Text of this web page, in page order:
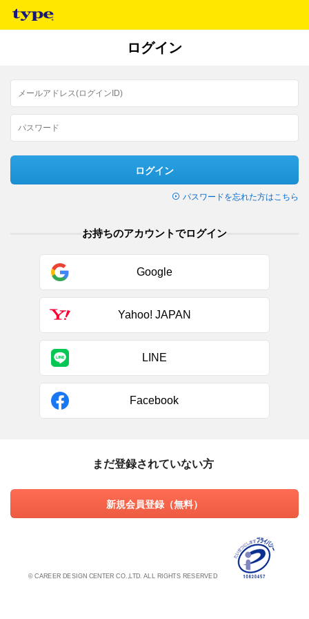
ログイン
ログイン
パスワードを忘れた方はこちら
お持ちのアカウントでログイン
Google
Yahoo! JAPAN
LINE
Facebook
まだ登録されていない方
新規会員登録（無料）
© CAREER DESIGN CENTER CO.,LTD. ALL RIGHTS RESERVED